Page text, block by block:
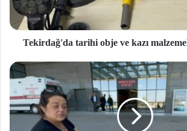
Tekirdağ'da tarihi obje ve kazı